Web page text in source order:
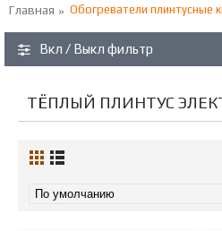
Главная Обогреватели плинтусные
Вкл / Выкл фильтр
ТЁПЛЫЙ ПЛИНТУС